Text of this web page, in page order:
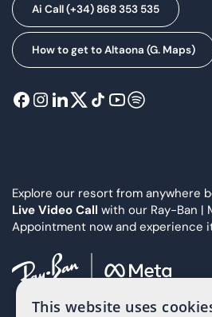
Ai Call (+34) 868 353 535
How to get to Altaona (G. Maps)
Explore our resort from anywhere
Live Video Call with our Ray-Ban |
Appointment now and experience
This website uses